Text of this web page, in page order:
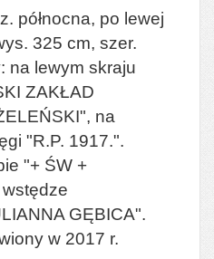
północna, po lewej
325 cm, szer.
na lewym skraju
ZAKŁAD
na
"R.P. 1917.".
"+ ŚW +
wstędze
GĘBICA".
w 2017 r.